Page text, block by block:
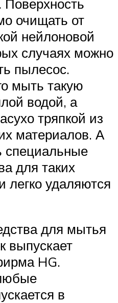
Поверхность
очищать от
нейлоновой
случаях можно
пылесос.
мыть такую
водой, а
тряпкой из
материалов. А
специальные
для таких
легко удаляются
для мытья
выпускает
HG.
в